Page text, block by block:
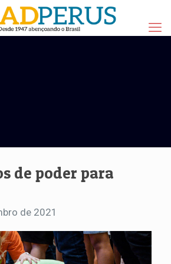
de poder para
de 2021